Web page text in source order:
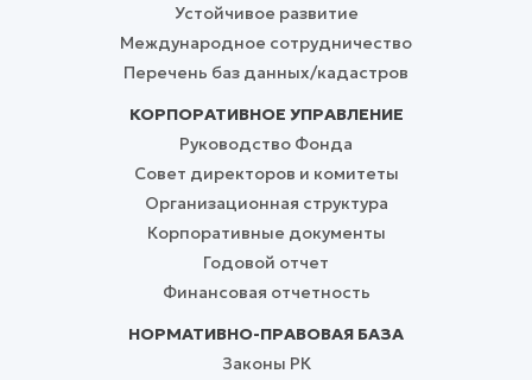
Устойчивое развитие
Международное сотрудничество
Перечень баз данных/кадастров
КОРПОРАТИВНОЕ УПРАВЛЕНИЕ
Руководство Фонда
Совет директоров и комитеты
Организационная структура
Корпоративные документы
Годовой отчет
Финансовая отчетность
НОРМАТИВНО-ПРАВОВАЯ БАЗА
Законы РК